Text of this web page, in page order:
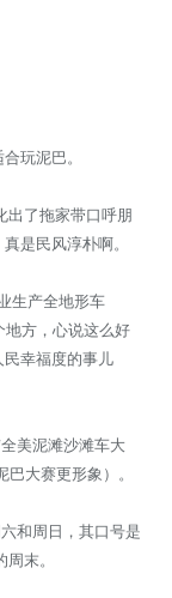
玩泥巴。
出了拖家带口呼朋
是民风淳朴啊。
生产全地形车
地方，心说这么好
幸福度的事儿
美泥滩沙滩车大
大赛更形象）。
和周日，其口号是
末。